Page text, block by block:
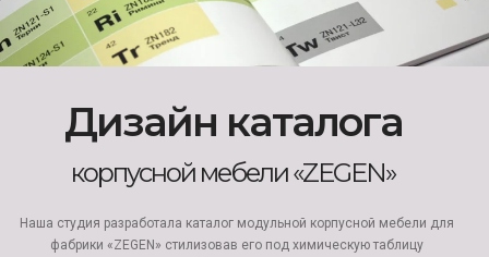
Дизайн каталога
корпусной мебели «ZEGEN»
Наша студия разработала каталог модульной корпусной мебели для
фабрики «ZEGEN» стилизовав его под химическую таблицу